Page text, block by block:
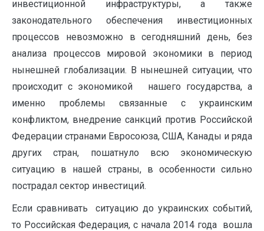
инвестиционной инфраструктуры, а также
законодательного обеспечения инвестиционных
процессов невозможно в сегодняшний день, без
анализа процессов мировой экономики в период
нынешней глобализации. В ны­нешней ситуации, что
происходит с экономикой нашего государства, а
именно проблемы связанные с украинским
конфликтом, внедрение санкций против Рос­сийской
Федерации странами Евросоюза, США, Канады и ряда
других стран, пошатнуло всю экономическую
ситуацию в нашей страны, в особенности силь­но
пострадал сектор инвестиций.
Если сравнивать ситуацию до украинских событий,
то Российская Феде­рация, с начала 2014 года вошла